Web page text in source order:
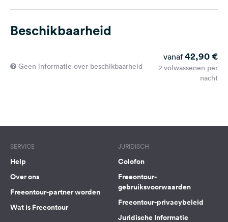
Beschikbaarheid
Geen informatie over beschikbaarheid
vanaf 42,90 €
2 volwassenen per
nacht
SERVICE
Help
Over ons
Freeontour-partner worden
Wat is Freeontour
JURIDISCH
Colofon
Freeontour-
gebruiksvoorwaarden
Freeontour-privacybeleid
Juridische Informatie